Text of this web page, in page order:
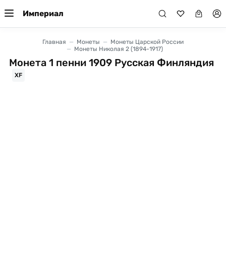
Империал
Главная Монеты
Монеты Царской России
Монеты Николая 2 (1894-1917)
Монета 1 пенни 1909 Русская Финляндия
XF